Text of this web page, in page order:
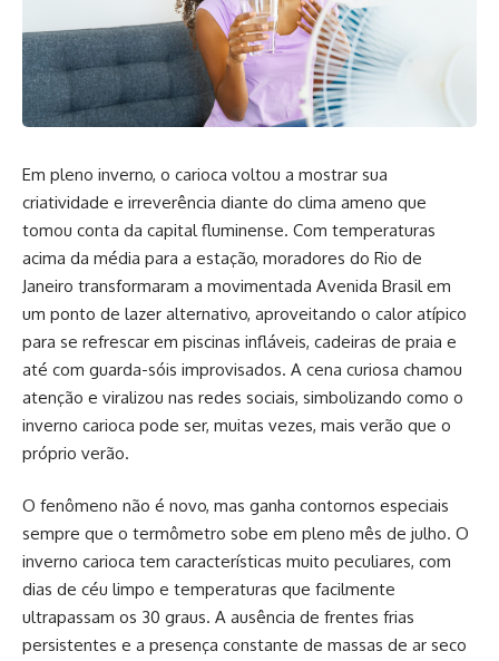
Em pleno inverno, o carioca voltou a mostrar sua
criatividade e irreverência diante do clima ameno que
tomou conta da capital fluminense. Com temperaturas
acima da média para a estação, moradores do Rio de
Janeiro transformaram a movimentada Avenida Brasil em
um ponto de lazer alternativo, aproveitando o calor atípico
para se refrescar em piscinas infláveis, cadeiras de praia e
até com guarda-sóis improvisados. A cena curiosa chamou
atenção e viralizou nas redes sociais, simbolizando como o
inverno carioca pode ser, muitas vezes, mais verão que o
próprio verão.
O fenômeno não é novo, mas ganha contornos especiais
sempre que o termômetro sobe em pleno mês de julho. O
inverno carioca tem características muito peculiares, com
dias de céu limpo e temperaturas que facilmente
ultrapassam os 30 graus. A ausência de frentes frias
persistentes e a presença constante de massas de ar seco